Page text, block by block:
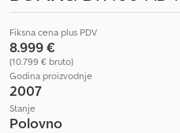
Fiksna cena plus PDV
8.999 €
(10.799 € bruto)
Godina proizvodnje
2007
Stanje
Polovno